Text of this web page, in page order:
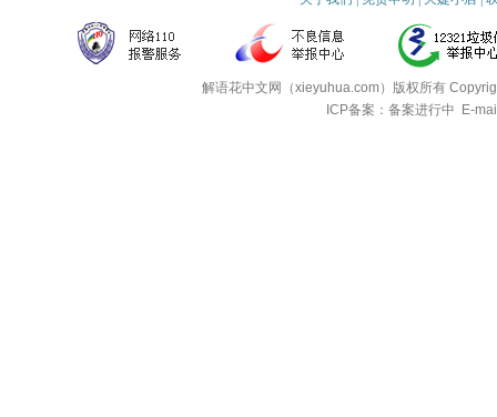
解语花中文网（xieyuhua.com）版权所有
ICP备案：备案进行中
E-